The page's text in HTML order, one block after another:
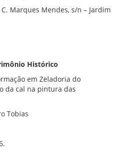
Marques Mendes, s/n – Jardim
Histórico
em Zeladoria do
da cal na pintura das
Tobias